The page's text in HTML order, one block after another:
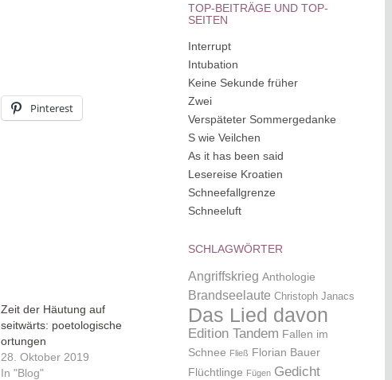
Pinterest
Zeit der Häutung auf
seitwärts: poetologische
ortungen
28. Oktober 2019
In "Blog"
TOP-BEITRÄGE UND TOP-
SEITEN
Interrupt
Intubation
Keine Sekunde früher
Zwei
Verspäteter Sommergedanke
S wie Veilchen
As it has been said
Lesereise Kroatien
Schneefallgrenze
Schneeluft
SCHLAGWÖRTER
Angriffskrieg Anthologie
Brandseelaute Christoph Janacs
Das Lied davon
Edition Tandem Fallen im
Schnee Fließ Florian Bauer
Flüchtlinge Fügen Gedicht